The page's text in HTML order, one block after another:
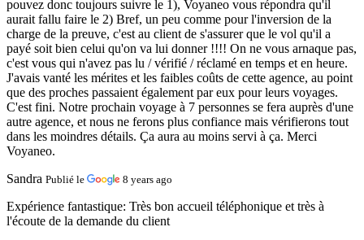
pouvez donc toujours suivre le 1), Voyaneo vous répondra qu'il
aurait fallu faire le 2) Bref, un peu comme pour l'inversion de la
charge de la preuve, c'est au client de s'assurer que le vol qu'il a
payé soit bien celui qu'on va lui donner !!!! On ne vous arnaque pas,
c'est vous qui n'avez pas lu / vérifié / réclamé en temps et en heure.
J'avais vanté les mérites et les faibles coûts de cette agence, au point
que des proches passaient également par eux pour leurs voyages.
C'est fini. Notre prochain voyage à 7 personnes se fera auprès d'une
autre agence, et nous ne ferons plus confiance mais vérifierons tout
dans les moindres détails. Ça aura au moins servi à ça. Merci
Voyaneo.
Sandra Publié le 8 years ago
Expérience fantastique: Très bon accueil téléphonique et très à
l'écoute de la demande du client